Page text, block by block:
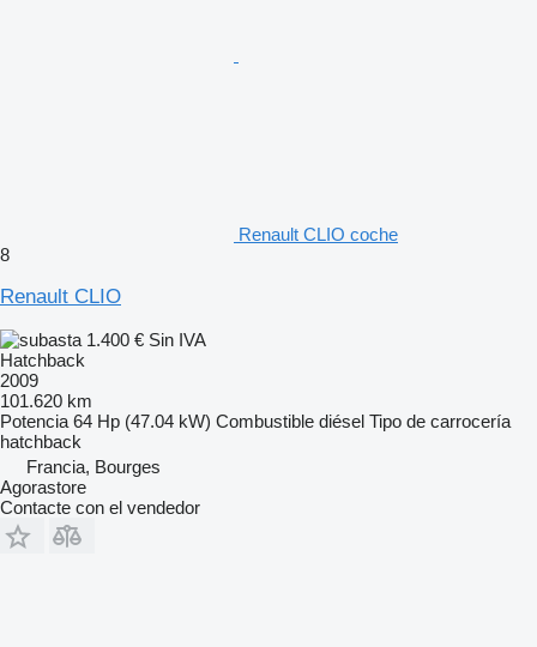
Renault CLIO coche
8
Renault CLIO
1.400 € Sin IVA
Hatchback
2009
101.620 km
Potencia 64 Hp (47.04 kW) Combustible diésel Tipo de carrocería
hatchback
Francia, Bourges
Agorastore
Contacte con el vendedor